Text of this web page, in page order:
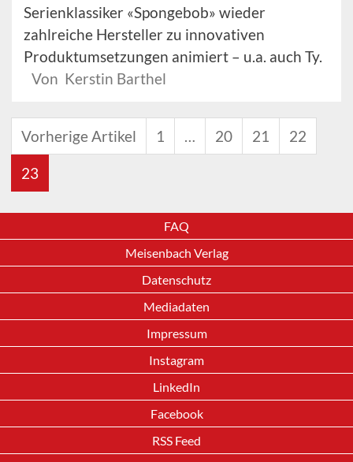
Serienklassiker «Spongebob» wieder
zahlreiche Hersteller zu innovativen
Produktumsetzungen animiert – u.a. auch Ty.
Von Kerstin Barthel
Vorherige Artikel 1 … 20 21 22
23
FAQ
Meisenbach Verlag
Datenschutz
Mediadaten
Impressum
Instagram
LinkedIn
Facebook
RSS Feed